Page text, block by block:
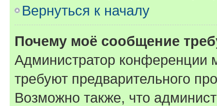
Вернуться к началу
Почему моё сообщение
Администратор конференции
требуют предварительного
Возможно также, что